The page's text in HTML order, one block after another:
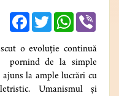
FacebookTwitterWhatsApp
o evoluție continuă
pornind de la simple
la ample lucrări cu
Umanismul și